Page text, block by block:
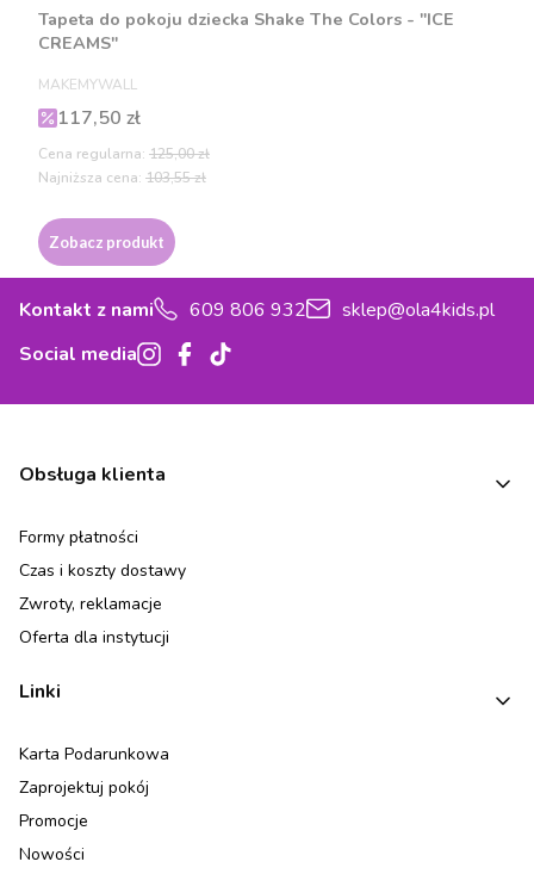
Tapeta do pokoju dziecka Shake The Colors - "ICE
CREAMS"
PRODUCENT
MAKEMYWALL
Cena promocyjna
117,50 zł
Cena regularna: 125,00 zł
Najniższa cena: 103,55 zł
Zobacz produkt
Kontakt z nami 609 806 932
sklep@ola4kids.pl
Social media
Linki w stopce
Obsługa klienta
Formy płatności
Czas i koszty dostawy
Zwroty, reklamacje
Oferta dla instytucji
Linki
Karta Podarunkowa
Zaprojektuj pokój
Promocje
Nowości